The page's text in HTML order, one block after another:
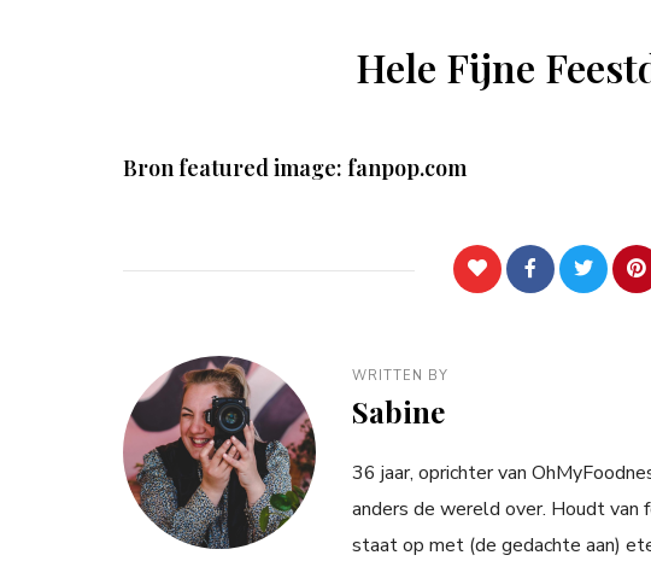
Hele Fijne
Bron featured image: fanpop.com
WRITTEN BY
Sabine
36 jaar, oprichter van
anders de wereld over. Houdt van
staat op met (de gedachte aan)